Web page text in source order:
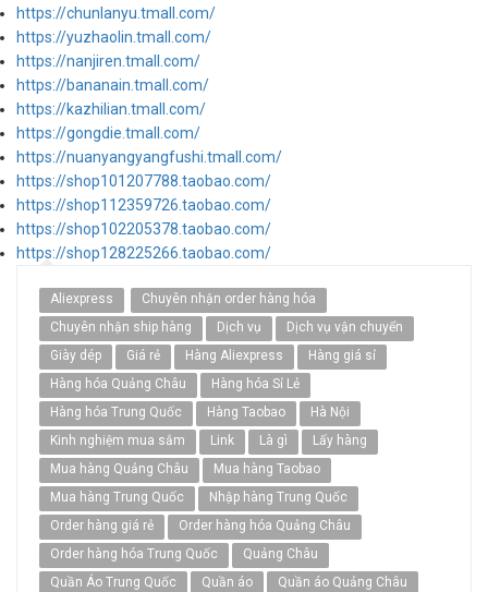
https://chunlanyu.tmall.com/
https://yuzhaolin.tmall.com/
https://nanjiren.tmall.com/
https://bananain.tmall.com/
https://kazhilian.tmall.com/
https://gongdie.tmall.com/
https://nuanyangyangfushi.tmall.com/
https://shop101207788.taobao.com/
https://shop112359726.taobao.com/
https://shop102205378.taobao.com/
https://shop128225266.taobao.com/
Aliexpress
Chuyên nhận order hàng hóa
Chuyên nhận ship hàng
Dịch vụ
Dịch vụ vận chuyển
Giày dép
Giá rẻ Hàng Aliexpress
Hàng giá sỉ
Hàng hóa Quảng Châu
Hàng hóa Sỉ Lẻ
Hàng hóa Trung Quốc
Hàng Taobao
Hà Nội
Kinh nghiệm mua sắm
Link Là gì
Lấy hàng
Mua hàng Quảng Châu
Mua hàng Taobao
Mua hàng Trung Quốc
Nhập hàng Trung Quốc
Order hàng giá rẻ
Order hàng hóa Quảng Châu
Order hàng hóa Trung Quốc
Quảng Châu
Quần Áo Trung Quốc
Quần áo
Quần áo Quảng Châu